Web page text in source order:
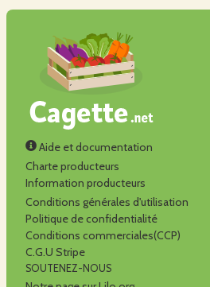
Aide et documentation
Charte producteurs
Information producteurs
Conditions générales d'utilisation
Politique de confidentialité
Conditions commerciales(CCP)
C.G.U Stripe
SOUTENEZ-NOUS